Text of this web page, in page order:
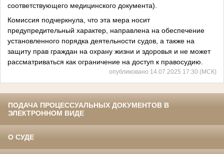
соответствующего медицинского документа).
Комиссия подчеркнула, что эта мера носит
предупредительный характер, направлена на обеспечение
установленного порядка деятельности судов, а также на
защиту прав граждан на охрану жизни и здоровья и не может
рассматриваться как ограничение на доступ к правосудию.
опубликовано 14.07.2025 17:30 (МСК)
ПОДАЧА ПРОЦЕССУАЛЬНЫХ ДОКУМЕНТОВ В
ЭЛЕКТРОННОМ ВИДЕ
О СУДЕ